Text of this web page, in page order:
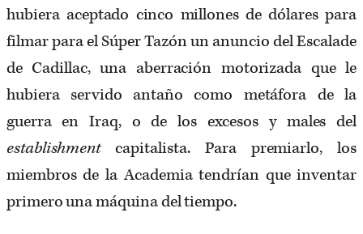
hubiera aceptado cinco millones de dólares para
filmar para el Súper Tazón un anuncio del Escalade
de Cadillac, una aberración motorizada que le
hubiera servido antaño como metáfora de la
guerra en Iraq, o de los excesos y males del
establishmentcapitalista. Para premiarlo, los
miembros de la Academia tendrían que inventar
primero una máquina del tiempo.